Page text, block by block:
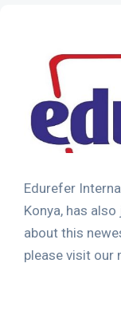
Edurefer
Konya, has
about this
please visit our